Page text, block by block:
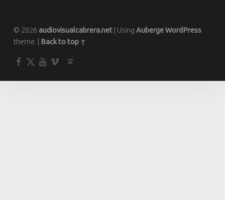
© 2026 audiovisualcabrera.net Using AubergeWordPress
theme.
Back to top ↑
Facebook
TwitterYouTube
Vimeo